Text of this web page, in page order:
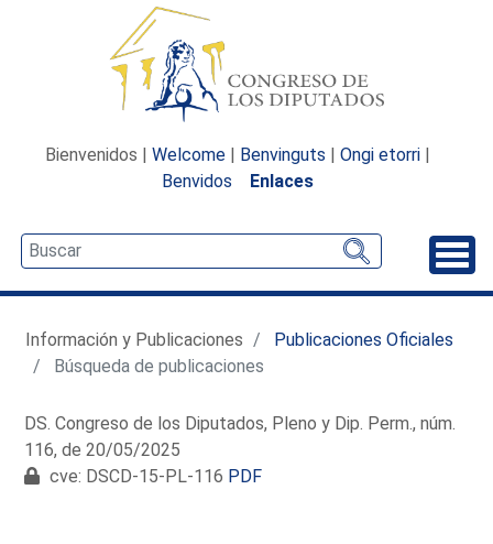
Bienvenidos | Welcome | Benvinguts | Ongi etorri |
Benvidos
Enlaces
Información y Publicaciones
Publicaciones Oficiales
Búsqueda de publicaciones
DS. Congreso de los Diputados, Pleno y Dip. Perm., núm.
116, de 20/05/2025
cve: DSCD-15-PL-116 PDF